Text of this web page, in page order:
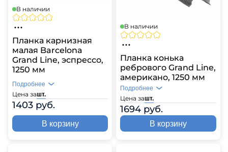
В наличии
Планка карнизная
малая Barсelona
Grand Line, эспрессо,
1250 мм
Цена зашт.
1403 руб.
Подробнее
В корзину
В наличии
Планка конька
ребрового Grand Line,
американо, 1250 мм
Цена зашт.
1694 руб.
Подробнее
В корзину